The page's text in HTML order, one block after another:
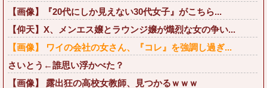
【画像】『20代にしか見えない30代女子』がこちら...
【仰天】X、メンエス嬢とラウンジ嬢が熾烈な女の争い...
【画像】 ワイの会社の女さん、『コレ』を強調し過ぎ...
さいとう←誰思い浮かべた？
【画像】 露出狂の高校女教師、見つかるｗｗｗ